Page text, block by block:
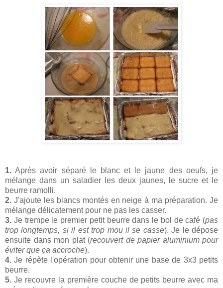
1. Après avoir séparé le blanc et le jaune des oeufs, je
mélange dans un saladier les deux jaunes, le sucre et le
beurre ramolli.
2. J'ajoute les blancs montés en neige à ma préparation. Je
mélange délicatement pour ne pas les casser.
3. Je trempe le premier petit beurre dans le bol de café (pas
trop longtemps, si il est trop mou il se casse). Je le dépose
ensuite dans mon plat (recouvert de papier aluminium pour
éviter que ça accroche).
4. Je répète l'opération pour obtenir une base de 3x3 petits
beurre.
5. Je recouvre la première couche de petits beurre avec ma